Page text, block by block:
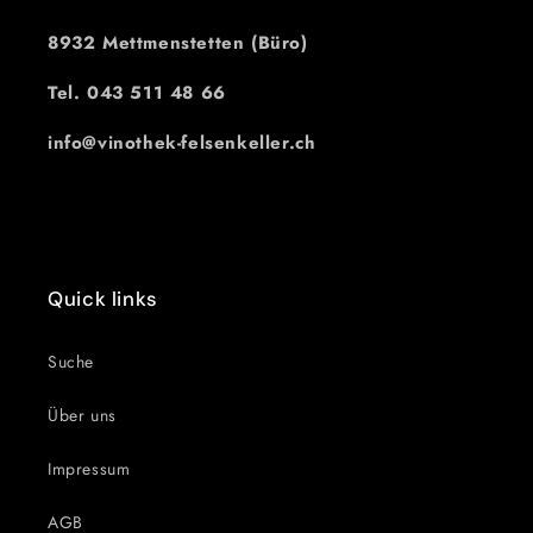
8932 Mettmenstetten (Büro)
Tel. 043 511 48 66
info@vinothek-felsenkeller.ch
Quick links
Suche
Über uns
Impressum
AGB